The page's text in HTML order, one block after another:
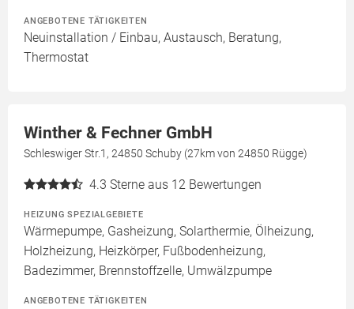
ANGEBOTENE TÄTIGKEITEN
Neuinstallation / Einbau, Austausch, Beratung,
Thermostat
Winther & Fechner GmbH
Schleswiger Str.1, 24850 Schuby (27km von 24850 Rügge)
4.3 Sterne aus 12 Bewertungen
HEIZUNG SPEZIALGEBIETE
Wärmepumpe, Gasheizung, Solarthermie, Ölheizung,
Holzheizung, Heizkörper, Fußbodenheizung,
Badezimmer, Brennstoffzelle, Umwälzpumpe
ANGEBOTENE TÄTIGKEITEN